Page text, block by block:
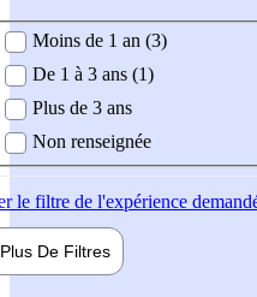
demandée
Moins de 1 an (3)
De 1 à 3 ans (1)
Plus de 3 ans
Non renseignée
le filtre de l'expérience
Plus De Filtres